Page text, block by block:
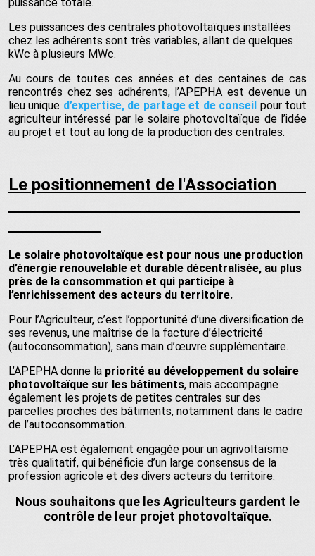
Les puissances des centrales photovoltaïques installées
chez les adhérents sont très variables, allant de quelques
kWc à plusieurs MWc.
Au cours de toutes ces années et des centaines de cas
rencontrés chez ses adhérents, l’APEPHA est devenue un
lieu unique d’expertise, de partage et de conseil pour tout
agriculteur intéressé par le solaire photovoltaïque de l’idée
au projet et tout au long de la production des centrales.
Le positionnement de l'Association
Le solaire photovoltaïque est pour nous une production
d’énergie renouvelable et durable décentralisée, au plus
près de la consommation et qui participe à
l’enrichissement des acteurs du territoire.
Pour l’Agriculteur, c’est l’opportunité d’une diversification de
ses revenus, une maîtrise de la facture d’électricité
(autoconsommation), sans main d’œuvre supplémentaire.
L’APEPHA donne la priorité au développement du solaire
photovoltaïque sur les bâtiments, mais accompagne
également les projets de petites centrales sur des
parcelles proches des bâtiments, notamment dans le cadre
de l’autoconsommation.
L’APEPHA est également engagée pour un agrivoltaïsme
très qualitatif, qui bénéficie d’un large consensus de la
profession agricole et des divers acteurs du territoire.
Nous souhaitons que les Agriculteurs gardent le
contrôle de leur projet photovoltaïque.